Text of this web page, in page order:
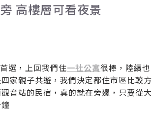
高樓層可看夜景
選，上回我們住一社公寓很棒，陸續也
家親子共遊，我們決定都住市區比較方
音站的民宿，真的就在旁邊，只要從大